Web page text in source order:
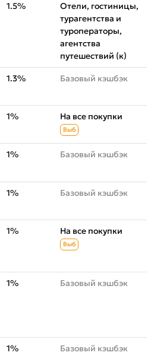
1.5%
Отели, гостиницы,
турагентства и
туроператоры,
агентства
путешествий (к)
1.3% Базовый кэшбэк
1% На все покупки
Выб
1% Базовый кэшбэк
1% Базовый кэшбэк
1% На все покупки
Выб
1% Базовый кэшбэк
1% Базовый кэшбэк